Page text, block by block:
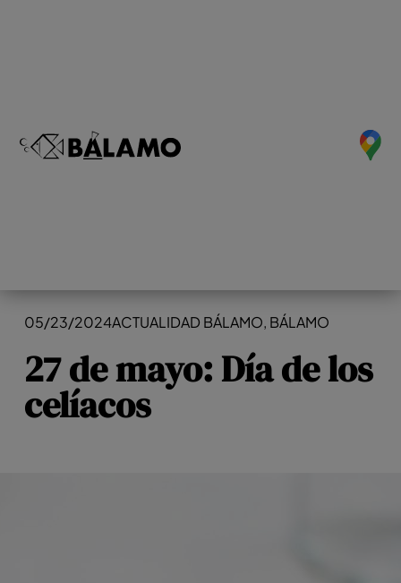
05/23/2024ACTUALIDAD BÁLAMO, BÁLAMO
27 de mayo: Día de los
celíacos